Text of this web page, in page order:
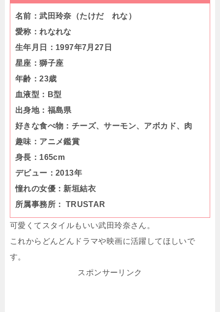
名前：武田玲奈（たけだ れな）
愛称：れなれな
生年月日：1997年7月27日
星座：獅子座
年齢：23歳
血液型：B型
出身地：福島県
好きな食べ物：チーズ、サーモン、アボカド、肉
趣味：アニメ鑑賞
身長：165cm
デビュー：2013年
憧れの女優：新垣結衣
所属事務所： TRUSTAR
可愛くてスタイルもいい武田玲奈さん。
これからどんどんドラマや映画に活躍してほしいで
す。
スポンサーリンク